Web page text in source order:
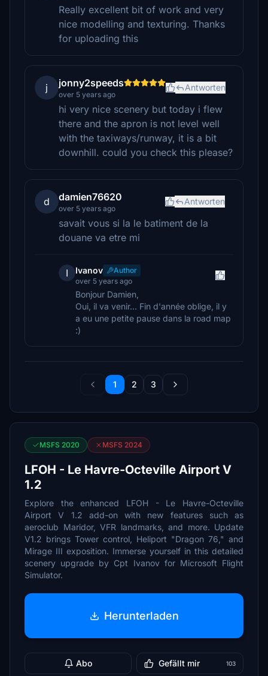
Really excellent bit of work and very
nice modelling and texturing. Thanks
for uploading this
j jonny2speeds
over 5 years ago
Antworten
hi very nice scenery but today i flew
there and the apron is not level well
with the taxiways/runway, it is a bit
downhill. could you check this please?
d damien76620
over 5 years ago
Antworten
savait vous si la le batiment de la
douane va etre mi
I Ivanov
Author
over 5 years ago
Bonjour Damien,
Oui, il va venir... Fin d'année oblige, il y
a eu une petite pause dans la road map
:)
1 2 3
MSFS 2020 MSFS 2024
LFOH - Le Havre-Octeville Airport V
1.2
Explore the enhanced LFOH - Le Havre-Octeville
Airport V 1.2 add-on with new features such as
aeroclub Maridor, VFR landmarks, and more. Update
V1.2 brings Tower control, Heliport "Dragon 76," and
Mirage III exposition. Immerse yourself in this detailed
scenery upgrade by Cpt Ivanov for Microsoft Flight
Simulator.
Herunterladen
Abo Gefällt mir 103